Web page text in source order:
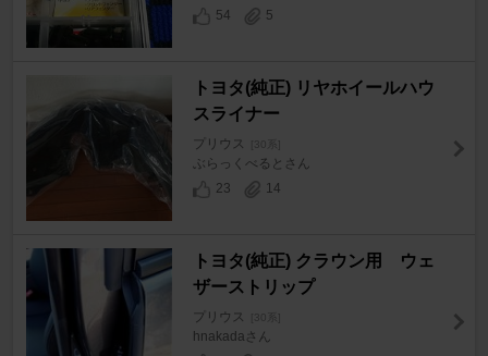
54
5
トヨタ(純正) リヤホイールハウ
スライナー
プリウス [30系]
ぶらっくべるとさん
23
14
トヨタ(純正) クラウン用 ウェ
ザーストリップ
プリウス [30系]
hnakadaさん